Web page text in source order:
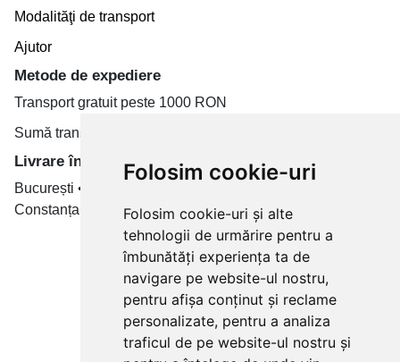
Folosim cookie-uri
Folosim cookie-uri și alte
tehnologii de urmărire pentru a
îmbunătăți experiența ta de
navigare pe website-ul nostru,
pentru afișa conținut și reclame
personalizate, pentru a analiza
traficul de pe website-ul nostru și
Modalităţi de transport
Ajutor
Metode de expediere
Transport gratuit peste 1000 RON
Sumă transport de la 19.99 RON
Livrare în toate țară
București • Cluj-Napoca • Brașov • Timișoara • Iași •
Constanța • Craiova
Plăți cu card bancar prin